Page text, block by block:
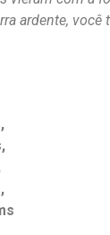
ardente, você